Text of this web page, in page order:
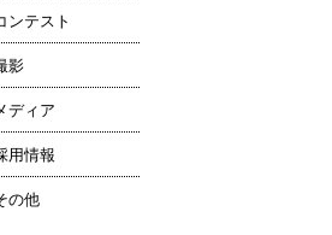
ンテスト
影
ディア
用情報
の他